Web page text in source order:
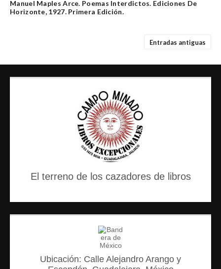
Manuel Maples Arce. Poemas Interdictos. Ediciones De
Horizonte, 1927. Primera Edición.
Entradas antiguas
El terreno de los cazadores de libros
Ubicación: Calle Alejandro Arango y